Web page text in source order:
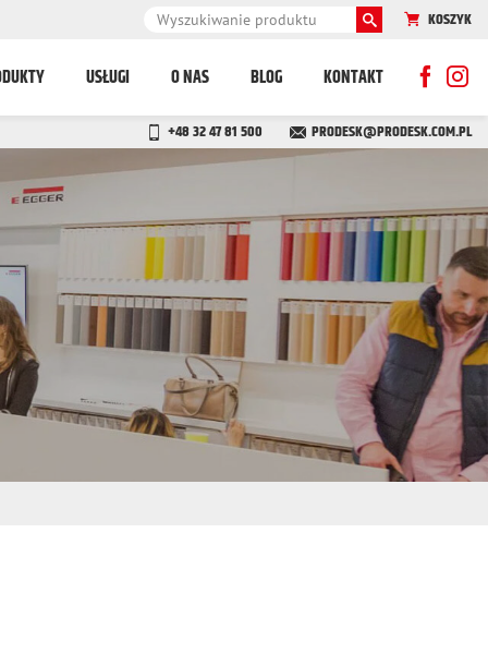
KOSZYK
USŁUGI O NAS BLOG KONTAKT
+48 32 47 81 500 PRODESK@PRODESK.COM.PL